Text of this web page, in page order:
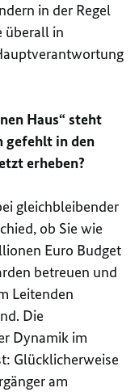
in der Regel
überall in
Haus“ steht
gefehlt in den
erheben?
gleichbleibender
ob Sie wie
Euro Budget
betreuen und
Leitenden
Die
Dynamik im
Glücklicherweise
am